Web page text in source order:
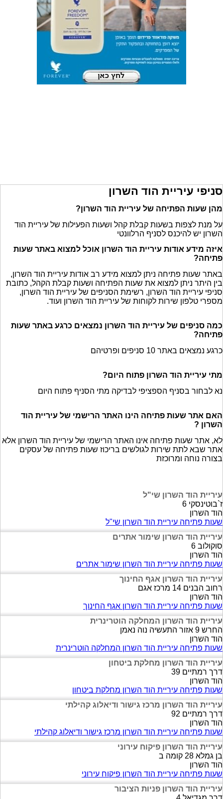
סניפי עיריית הוד השרון
מהן שעות הפתיחה של עיריית הוד השרון?
על מנת לצפות בשעות קבלת קהל ושעות הפעילות של עיריית הוד
השרון יש להיכנס לסניף הרלוונטי
איזה מידע אודות עיריית הוד השרון אוכל למצוא באתר שעות
פתיחה?
באתר שעות פתיחה ניתן למצוא מידע רב אודות עיריית הוד השרון,
בין היתר ניתן למצוא את שעות הפתיחה ושעות קבלת הקהל, כתובת
סניפי עיריית הוד השרון, רשימת הסניפים של עיריית הוד השרון,
מספרי טלפון שירות לקוחות של עיריית הוד השרון ועוד.
כמה סניפים של עיריית הוד השרון נמצאים כרגע באתר שעות
פתיחה?
כרגע נמצאים באתר 10 סניפים ופרטיהם
מתי עיריית הוד השרון פתוח היום?
נא לבחור בסניף הספציפי לבדיקה מתי הסניף פתוח היום
האם אתר שעות פתיחה הינו האתר הרישמי של עיריית הוד
השרון ?
לא, אתר שעות פתיחה אינו האתר הרישמי של עיריית הוד השרון אלא
אתר שבא לתת שירות לגולשים בריכוז שעות פתיחה של עסקים
בצורה נוחה ומרוכזת
עיריית הוד השרון שי"ל
ז`בוטינסקי 6
הוד השרון
שעות פתיחה עיריית הוד השרון שי"ל
עיריית הוד השרון שימור אתרים
סוקולוב 6
הוד השרון
שעות פתיחה עיריית הוד השרון שימור אתרים
עיריית הוד השרון אגף החינוך
רחוב הבנים 14 מרכז אגם
הוד השרון
שעות פתיחה עיריית הוד השרון אגף החינוך
עיריית הוד השרון המחלקה הוטרינרית
החרש 9 אזור התעשיה נוה נאמן
הוד השרון
שעות פתיחה עיריית הוד השרון המחלקה הוטרינרית
עיריית הוד השרון מחלקת ביטחון
דרך רמתיים 39
הוד השרון
שעות פתיחה עיריית הוד השרון מחלקת ביטחון
עיריית הוד השרון מרכז גישור ודיאלוג קהילתי
דרך רמתיים 92
הוד השרון
שעות פתיחה עיריית הוד השרון מרכז גישור ודיאלוג קהילתי
עיריית הוד השרון פיקוח עירוני
בן גמלא 28 קומה ב
הוד השרון
שעות פתיחה עיריית הוד השרון פיקוח עירוני
עיריית הוד השרון פניות הציבור